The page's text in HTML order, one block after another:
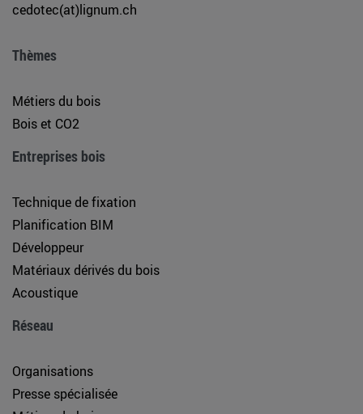
cedotec(at)lignum.ch
Thèmes
Métiers du bois
Bois et CO2
Entreprises bois
Technique de fixation
Planification BIM
Développeur
Matériaux dérivés du bois
Acoustique
Réseau
Organisations
Presse spécialisée